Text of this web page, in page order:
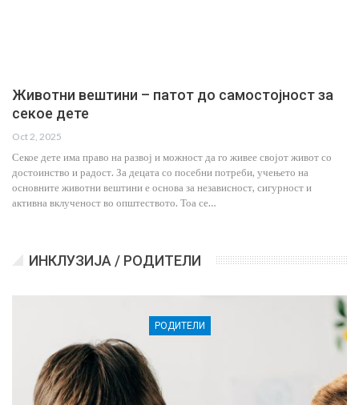
Животни вештини – патот до самостојност за
секое дете
Oct 2, 2025
Секое дете има право на развој и можност да го живее својот живот со
достоинство и радост. За децата со посебни потреби, учењето на
основните животни вештини е основа за независност, сигурност и
активна вклученост во општеството. Тоа се…
ИНКЛУЗИЈА / РОДИТЕЛИ
РОДИТЕЛИ